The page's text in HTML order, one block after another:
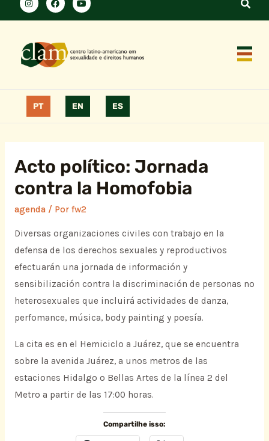
PT EN ES
Acto político: Jornada
contra la Homofobia
agenda/ Por fw2
Diversas organizaciones civiles con trabajo en la
defensa de los derechos sexuales y reproductivos
efectuarán una jornada de información y
sensibilización contra la discriminación de personas no
heterosexuales que incluirá actividades de danza,
perfomance, música, body painting y poesía.
La cita es en el Hemiciclo a Juárez, que se encuentra
sobre la avenida Juárez, a unos metros de las
estaciones Hidalgo o Bellas Artes de la línea 2 del
Metro a partir de las 17:00 horas.
Compartilhe isso: